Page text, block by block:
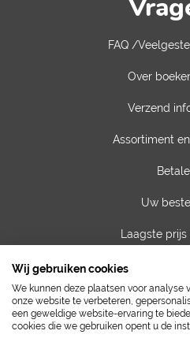
FAQ /
Over
Verzend
Assortiment
Uw
Laagste
Privacy van
Algemene
Wij gebruiken cookies
We kunnen deze plaatsen voor analyse
onze website te verbeteren,
een geweldige website-ervaring te
cookies die we gebruiken opent u de